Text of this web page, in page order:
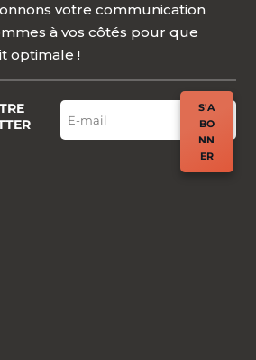
votre communication
à vos côtés pour que
optimale !
S'A
BO
NN
ER